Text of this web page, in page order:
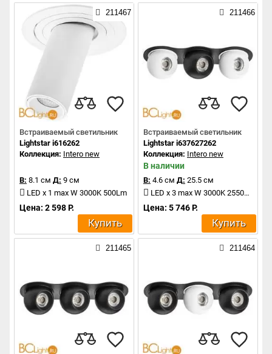
211467
Встраиваемый светильник
Lightstar i616262
Коллекция: Intero new
В: 8.1 см Д: 9 см
LED x 1 max W 3000K 500Lm
Цена: 2 598 Р.
Купить
211466
Встраиваемый светильник
Lightstar i637627262
Коллекция: Intero new
В наличии
В: 4.6 см Д: 25.5 см
LED x 3 max W 3000K 2550Lm
Цена: 5 746 Р.
Купить
211465 211464